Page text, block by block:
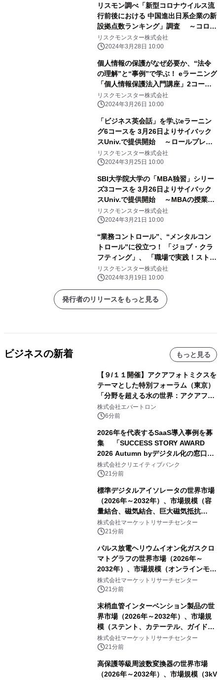
リスモン調べ「新型コロナウイルス流
行前後における 中国進出日系企業の新
設拠点数ランキング」調査 ～コロナ
禍前後では2021年がピーク、コンビニ
がトップ2～
リスクモンスター株式会社
2024年3月28日 10:00
個人情報の保護がなぜ必要か、“法令
の理解”と“事例”で学ぶ！ eラーニング
「個人情報保護法入門講座」2コース
を、 研修サービス『サイバックス
Univ.』で3月26日より提供開始
リスクモンスター株式会社
2024年3月26日 10:00
「ビジネス英会話」を学ぶeラーニン
グ6コースを 3月26日よりサイバック
スUniv.で提供開始 ～ロールプレイ
を楽しみながら、対面・オンラインの
商談や、 メール・会議・報告で使える
フレーズを習得～
リスクモンスター株式会社
2024年3月25日 10:00
SBI大学院大学の「MBA独習」シリー
ズ3コースを 3月26日よりサイバック
スUniv.で提供開始 ～MBAの授業を
eラーニングで手軽に体験～
リスクモンスター株式会社
2024年3月21日 10:00
“業務コントロール”、“メンタルコン
トロール”に役立つ！ 「ジョブ・クラ
フティング」、 「職場で実践！ストレ
スコーピング」など、eラーニング19
コースを 『サイバックスUniv.』で3月
26日より提供開始
リスクモンスター株式会社
2024年3月19日 10:00
発行者のリリースをもっと見る
ビジネスの新着 もっと見る
【９/１１開催】アクアフォトミクスを
テーマとした特別フォーラム（東京）
「分野を超える水の世界：アクアフォ
トミクスが切り拓く新しい科学の地
平」を開催
株式会社エバートロン
6分前
2026年を代表するSaaS導入事例を募
集 「SUCCESS STORY AWARD
2026 Autumn byデジタル化の窓口」
開催
株式会社クリエイティブバンク
21分前
標準デジタルアイソレータの世界市場
（2026年～2032年）、市場規模（容
量結合、磁気結合、巨大磁気抵抗
（GMR））・分析レポートを発表
株式会社マーケットリサーチセンター
21分前
パルス放電ヘリウムイオン化ガスクロ
マトグラフの世界市場（2026年～
2032年）、市場規模（オンラインモニ
タリング型、ラボラトリー型）・分析
レポートを発表
株式会社マーケットリサーチセンター
21分前
末梢血管インターベンション製品の世
界市場（2026年～2032年）、市場規
模（ステント、カテーテル、ガイドワ
イヤー、シース、下大静脈フィルタ
ー、その他）・分析レポートを発表
株式会社マーケットリサーチセンター
21分前
高保護等級周波数変換器の世界市場
（2026年～2032年）、市場規模（3kV